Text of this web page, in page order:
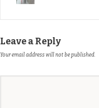
Leave a Reply
Your email address will not be published.